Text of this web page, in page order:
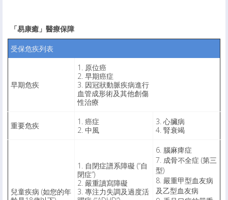
「易康癒」醫療保障
受保危疾列表
早期危疾
1. 原位癌
2. 早期癌症
3. 因冠狀動脈疾病進行
血管成形術及其他創傷
性治療
重要危疾
1. 癌症
2. 中風
3. 心臟病
4. 腎衰竭
兒童疾病 (如您的年
1. 自閉症譜系障礙 (“自
閉症”)
2. 嚴重讀寫障礙
3. 專注力失調及過度活
6. 腦麻痺症
7. 成骨不全症 (第三
型)
8. 嚴重甲型血友病
及乙型血友病